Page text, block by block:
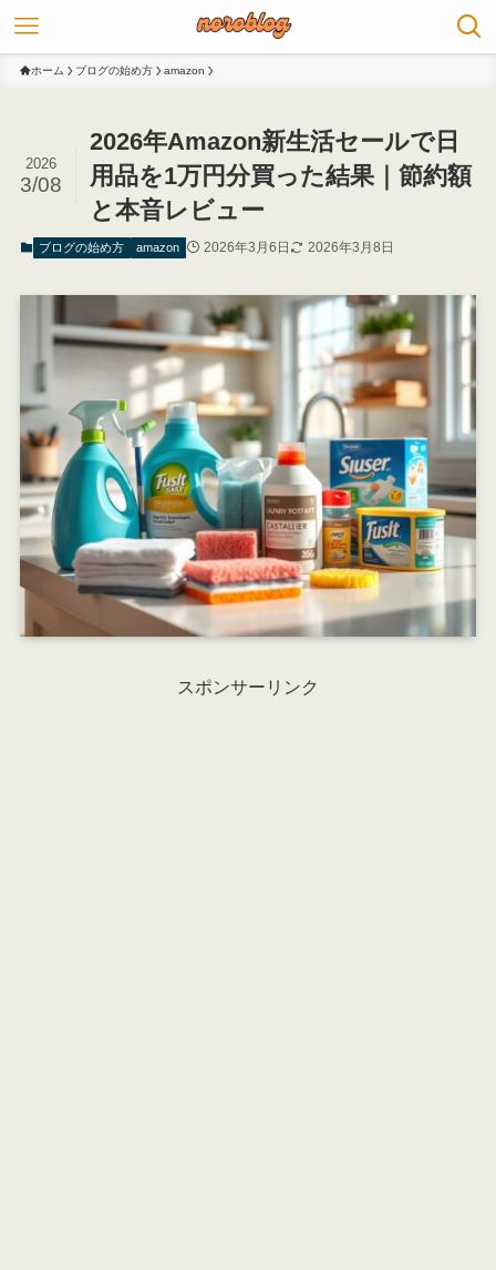
ホーム ブログの始め方 amazon
2026年Amazon新生活セールで日
用品を1万円分買った結果｜節約額
と本音レビュー
2026
3/08
ブログの始め方 amazon 2026年3月6日 2026年3月8日
スポンサーリンク